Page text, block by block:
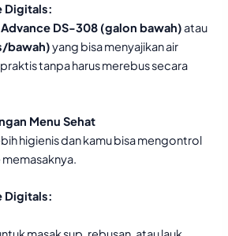
Digitals:
DS-308 (galon bawah)atau
bawah)yang bisa menyajikan air
tanpa harus merebus secara
Menu Sehat
higienis dan kamu bisa mengontrol
Digitals: